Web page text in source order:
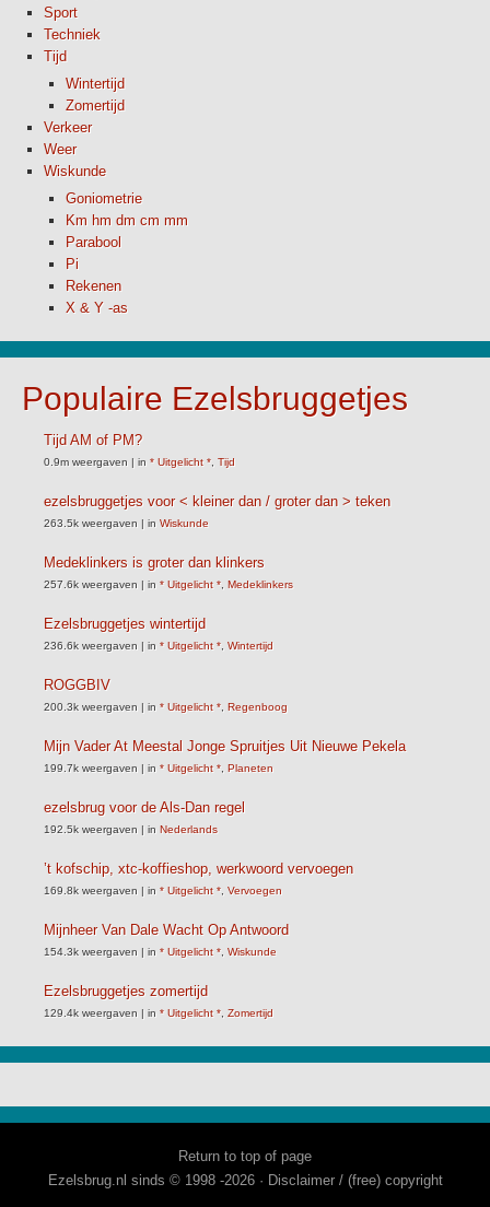
Sport
Techniek
Tijd
Wintertijd
Zomertijd
Verkeer
Weer
Wiskunde
Goniometrie
Km hm dm cm mm
Parabool
Pi
Rekenen
X & Y -as
Populaire Ezelsbruggetjes
Tijd AM of PM?
0.9m weergaven | in * Uitgelicht * Tijd
ezelsbruggetjes voor < kleiner dan / groter dan > teken
263.5k weergaven | in Wiskunde
Medeklinkers is groter dan klinkers
257.6k weergaven | in * Uitgelicht * Medeklinkers
Ezelsbruggetjes wintertijd
236.6k weergaven | in * Uitgelicht * Wintertijd
ROGGBIV
200.3k weergaven | in * Uitgelicht * Regenboog
Mijn Vader At Meestal Jonge Spruitjes Uit Nieuwe Pekela
199.7k weergaven | in * Uitgelicht * Planeten
ezelsbrug voor de Als-Dan regel
192.5k weergaven | in Nederlands
’t kofschip, xtc-koffieshop, werkwoord vervoegen
169.8k weergaven | in * Uitgelicht * Vervoegen
Mijnheer Van Dale Wacht Op Antwoord
154.3k weergaven | in * Uitgelicht * Wiskunde
Ezelsbruggetjes zomertijd
129.4k weergaven | in * Uitgelicht * Zomertijd
Return to top of page
Ezelsbrug.nl sinds © 1998 -2026 · Disclaimer / (free) copyright